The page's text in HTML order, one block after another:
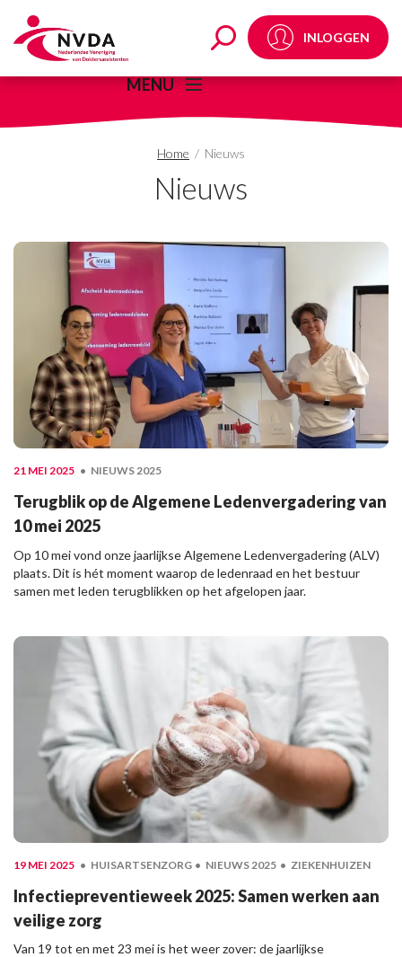
Nieuws - Pagina 13INLOGGEN
MENU
Home / Nieuws
Nieuws
21 MEI 2025 NIEUWS 2025
Terugblik op de Algemene Ledenvergadering van
10 mei 2025
Op 10 mei vond onze jaarlijkse Algemene Ledenvergadering (ALV)
plaats. Dit is hét moment waarop de ledenraad en het bestuur
samen met leden terugblikken op het afgelopen jaar.
19 MEI 2025 HUISARTSENZORG NIEUWS 2025 ZIEKENHUIZEN
Infectiepreventieweek 2025: Samen werken aan
veilige zorg
Van 19 tot en met 23 mei is het weer zover: de jaarlijkse